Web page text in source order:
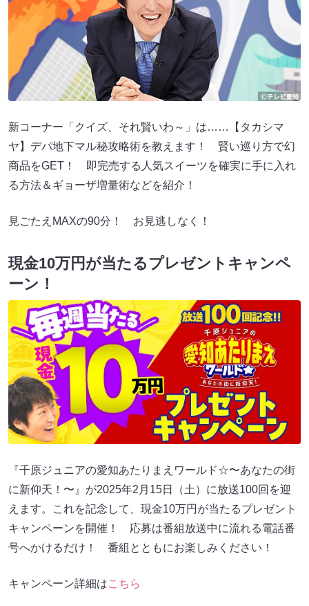
新コーナー「クイズ、それ賢いわ～」は……【タカシマ
ヤ】デパ地下マル秘攻略術を教えます！ 賢い巡り方で幻
商品をGET！ 即完売する人気スイーツを確実に手に入れ
る方法＆ギョーザ増量術などを紹介！
見ごたえMAXの90分！ お見逃しなく！
現金10万円が当たるプレゼントキャンペ
ーン！
『千原ジュニアの愛知あたりまえワールド☆〜あなたの街
に新仰天！〜』が2025年2月15日（土）に放送100回を迎
えます。これを記念して、現金10万円が当たるプレゼント
キャンペーンを開催！ 応募は番組放送中に流れる電話番
号へかけるだけ！ 番組とともにお楽しみください！
キャンペーン詳細はこちら